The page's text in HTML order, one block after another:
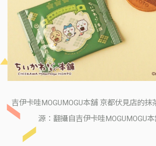
吉伊卡哇MOGUMOGU本舖 京都伏見店的
源：翻攝自吉伊卡哇MOGUMOGU本